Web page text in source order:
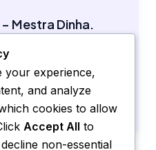
Mestra Dinha.
Dinha O barulho
cada pequeno
ainda
your experience,
and analyze
cookies to allow
Accept All to
non-essential